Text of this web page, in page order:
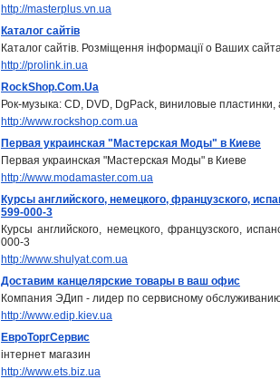
http://masterplus.vn.ua
Каталог сайтів
Каталог сайтів. Розміщення інформації о Ваших
http://prolink.in.ua
RockShop.Com.Ua
Рок-музыка: CD, DVD, DgPack, виниловые пластинки,
http://www.rockshop.com.ua
Первая украинская "Мастерская Моды" в Киеве
Первая украинская "Мастерская Моды" в Киеве
http://www.modamaster.com.ua
Курсы английского, немецкого, французского,
599-000-3
Курсы английского, немецкого, французского,
000-3
http://www.shulyat.com.ua
Доставим канцелярские товары в ваш офис
Компания ЭДип - лидер по сервисному
http://www.edip.kiev.ua
ЕвроТоргСервис
інтернет магазин
http://www.ets.biz.ua